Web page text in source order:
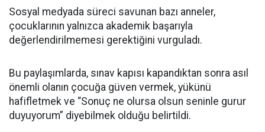
Sosyal medyada süreci savunan bazı anneler,
çocuklarının yalnızca akademik başarıyla
değerlendirilmemesi gerektiğini vurguladı.
Bu paylaşımlarda, sınav kapısı kapandıktan sonra asıl
önemli olanın çocuğa güven vermek, yükünü
hafifletmek ve “Sonuç ne olursa olsun seninle gurur
duyuyorum” diyebilmek olduğu belirtildi.